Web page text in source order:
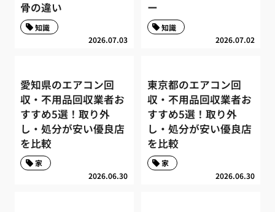
骨の違い
2026.07.03
知識
ー
2026.07.02
知識
愛知県のエアコン回
収・不用品回収業者お
すすめ5選！取り外
し・処分が安い優良店
を比較
2026.06.30
家
東京都のエアコン回
収・不用品回収業者お
すすめ5選！取り外
し・処分が安い優良店
を比較
2026.06.30
家